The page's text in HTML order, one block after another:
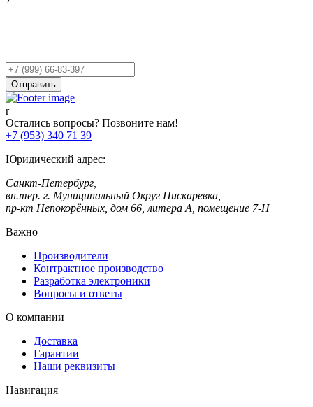
Ваш
телефон
Отправить
Остались вопросы? Позвоните нам!
+7 (953) 340 71 39
Юридический адрес:
Санкт-Петербург,
вн.тер. г. Муниципальный Округ Пискаревка,
пр-кт Непокорённых, дом 66, литера А, помещение 7-Н
Важно
Производители
Контрактное производство
Разработка электроники
Вопросы и ответы
О компании
Доставка
Гарантии
Наши реквизиты
Навигация